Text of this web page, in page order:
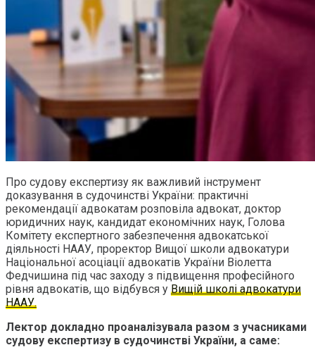
Про судову експертизу як важливий інструмент
доказування в судочинстві України: практичні
рекомендації адвокатам розповіла адвокат, доктор
юридичних наук, кандидат економічних наук, Голова
Комітету експертного забезпечення адвокатської
діяльності НААУ, проректор Вищої школи адвокатури
Національної асоціації адвокатів України Віолетта
Федчишина під час заходу з підвищення професійного
рівня адвокатів, що відбувся у Вищій школі адвокатури
НААУ.
Лектор докладно проаналізувала разом з учасниками
судову експертизу в судочинстві України, а саме: